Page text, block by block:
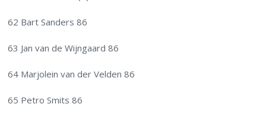
62 Bart Sanders 86
63 Jan van de Wijngaard 86
64 Marjolein van der Velden 86
65 Petro Smits 86